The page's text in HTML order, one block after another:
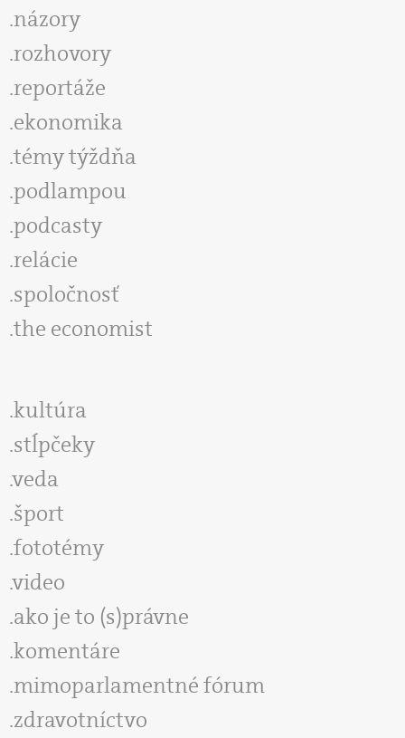
názory
rozhovory
reportáže
ekonomika
témy týždňa
podlampou
podcasty
relácie
spoločnosť
the economist
kultúra
stĺpčeky
veda
šport
fototémy
video
ako je to (s)právne
komentáre
mimoparlamentné fórum
zdravotníctvo